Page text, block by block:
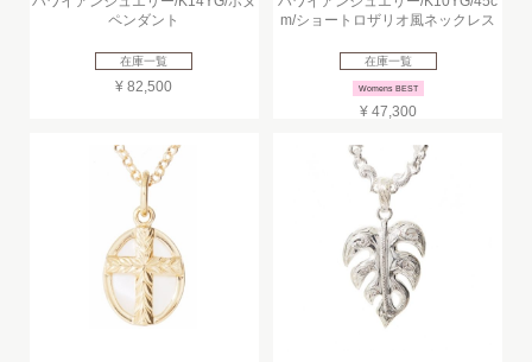
ペンダント
在庫一覧
¥ 82,500
m/ショートロザリオ風ネックレス
在庫一覧
Womens BEST
¥ 47,300